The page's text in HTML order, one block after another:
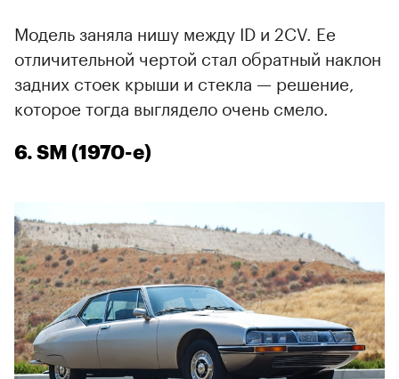
Модель заняла нишу между ID и 2CV. Ее
отличительной чертой стал обратный наклон
задних стоек крыши и стекла — решение,
которое тогда выглядело очень смело.
6. SM (1970-е)